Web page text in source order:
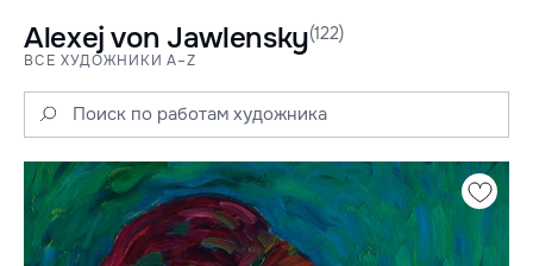
Alexej von Jawlensky(122)
ВСЕ ХУДОЖНИКИ A–Z